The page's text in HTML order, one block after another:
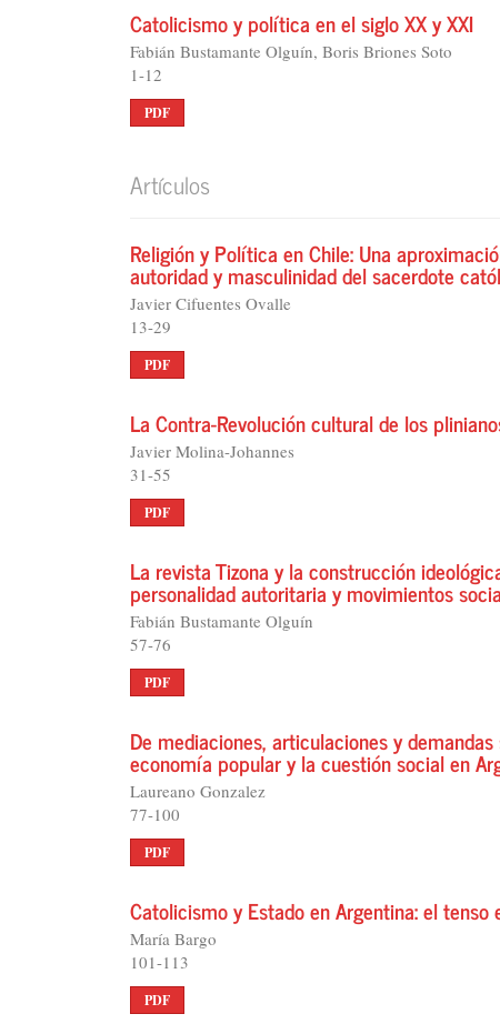
Catolicismo y política en el siglo XX y XXI
Fabián Bustamante Olguín, Boris Briones Soto
1-12
PDF
Artículos
Religión y Política en Chile: Una
autoridad y masculinidad del sacerdote
Javier Cifuentes Ovalle
13-29
PDF
La Contra-Revolución cultural de los
Javier Molina-Johannes
31-55
PDF
La revista Tizona y la construcción
personalidad autoritaria y movimientos
Fabián Bustamante Olguín
57-76
PDF
De mediaciones, articulaciones y
economía popular y la cuestión social en
Laureano Gonzalez
77-100
PDF
Catolicismo y Estado en Argentina: el
María Bargo
101-113
PDF